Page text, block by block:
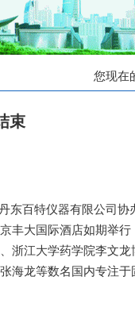
您现在
束
东百特仪器有限公司
大国际酒店如期举行
浙江大学药学院李文
海龙等数名国内专注